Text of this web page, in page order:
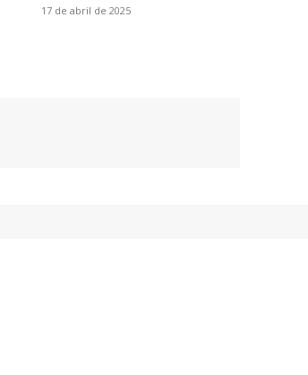
17 de abril de 2025